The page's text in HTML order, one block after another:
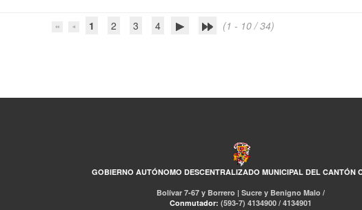
1 2 3 4 (1 - 10 / 34)
GOBIERNO AUTÓNOMO DESCENTRALIZADO MUNICIPAL DEL CANTÓN
Bolívar 7-67 y Borrero | Sucre y Benigno Malo /
Conmutador: (593-7) 4134900 / 4134901